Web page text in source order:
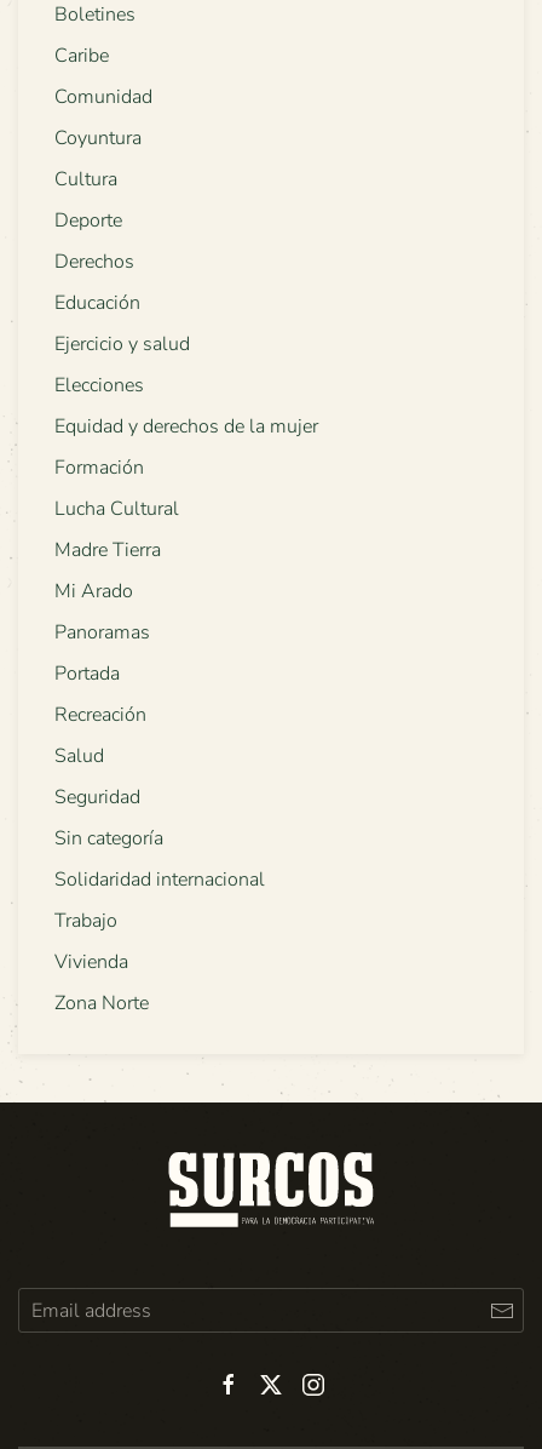
Boletines
Caribe
Comunidad
Coyuntura
Cultura
Deporte
Derechos
Educación
Ejercicio y salud
Elecciones
Equidad y derechos de la mujer
Formación
Lucha Cultural
Madre Tierra
Mi Arado
Panoramas
Portada
Recreación
Salud
Seguridad
Sin categoría
Solidaridad internacional
Trabajo
Vivienda
Zona Norte